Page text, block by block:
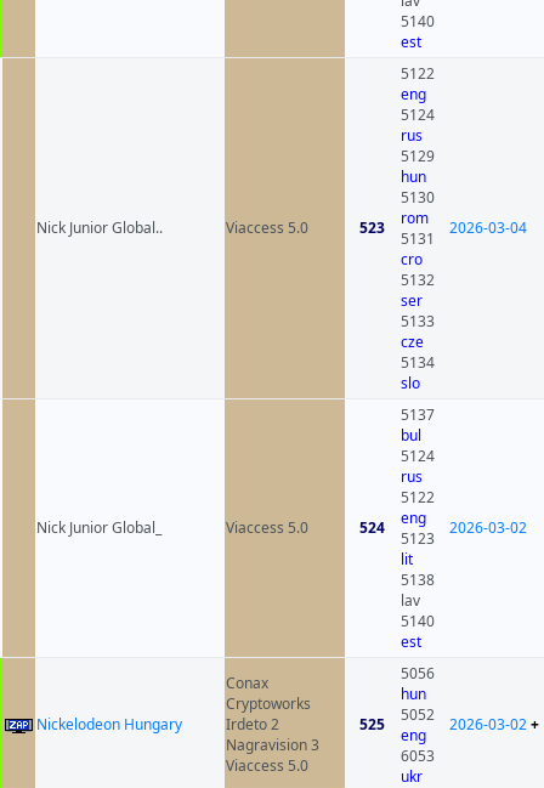
5140
est
Nick Junior Global.. Viaccess 5.0 523
5122
eng
5124
rus
5129
hun
5130
rom
5131
cro
5132
ser
5133
cze
5134
slo
2026-03-04
Nick Junior Global_ Viaccess 5.0 524
5137
bul
5124
rus
5122
eng
5123
lit
5138
lav
5140
est
2026-03-02
Nickelodeon Hungary
Conax
Cryptoworks
Irdeto 2
Nagravision 3
Viaccess 5.0
525
5056
hun
5052
eng
6053
ukr
2026-03-02+